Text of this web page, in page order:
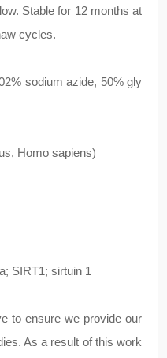
Stable for 12 months at
cycles.
sodium azide, 50% gly
Homo sapiens)
SIRT1; sirtuin 1
to ensure we provide our
As a result of this work